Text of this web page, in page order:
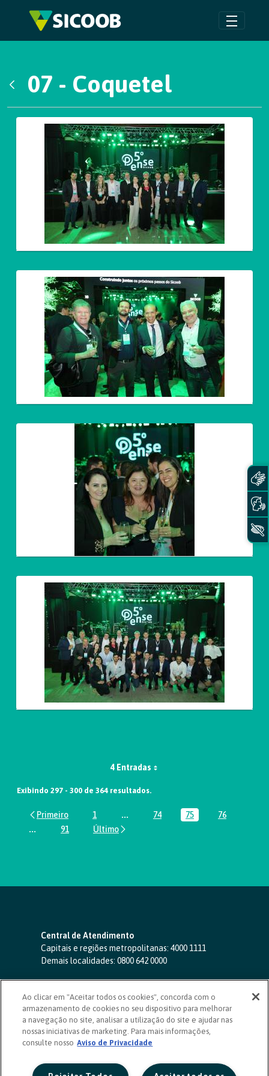
Pular para o Conteúdo principal
07 - Coquetel
Galeria de Mídias
4 Entradas
Exibindo 297 - 300 de 364 resultados.
Página
1 ...Páginas intermediárias Usar ABA
Página
74 Página
75 Página
76
...Páginas intermediárias Usar ABA para navegar.
Página
91
Central de Atendimento
Capitais e regiões metropolitanas: 4000 1111
Demais localidades: 0800 642 0000
SAC 24 horas-0800 724 4420
Ouvidoria
0800 725 0996
(de segunda a sexta, das 8h às 20h)
ouvidoriasicoob.com.br
Deficientes auditivos ou de fala
Ao clicar em "Aceitar todos os cookies", concorda com o
armazenamento de cookies no seu dispositivo para melhorar
a navegação no site, analisar a utilização do site e ajudar nas
nossas iniciativas de marketing. Para mais informações,
consulte nosso Aviso de Privacidade